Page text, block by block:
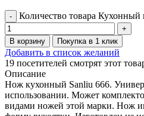
Количество товара
В корзину Покупка в 1 клик
Добавить в список желаний
19 посетителей смотрят этот
Описание
Нож кухонный Sanliu 666.
использовании. Может
видами ножей этой марки. Нож